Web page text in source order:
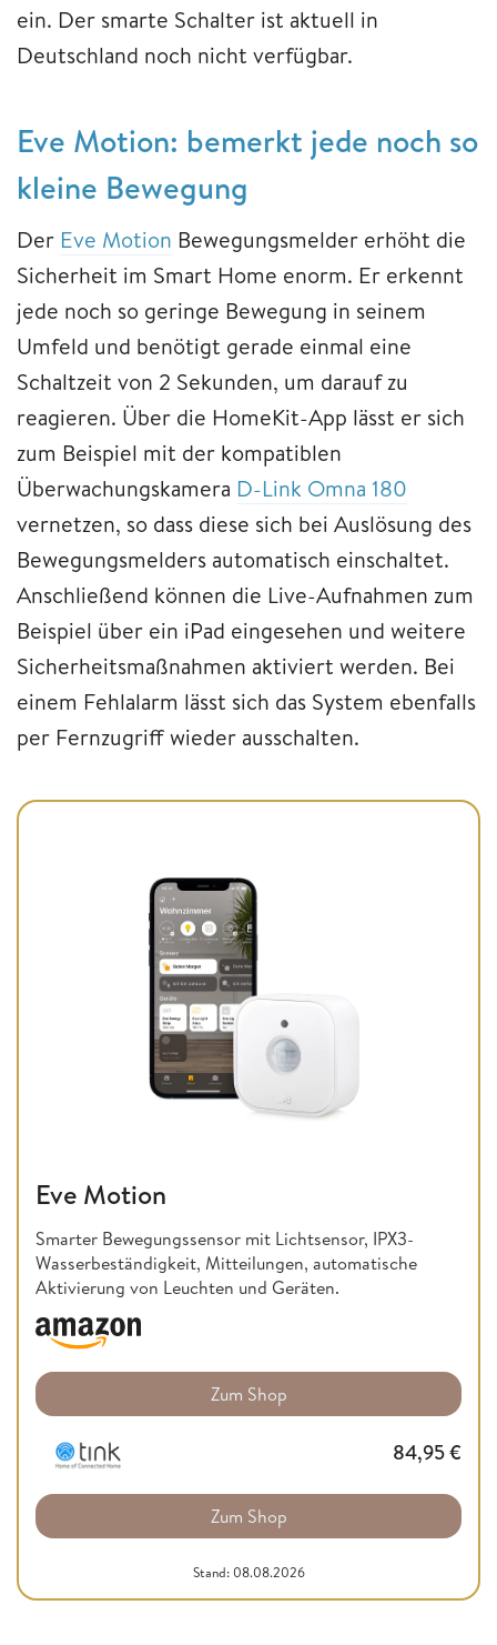
ein. Der smarte Schalter ist aktuell in
Deutschland noch nicht verfügbar.
Eve Motion: bemerkt jede noch so
kleine Bewegung
Der Eve Motion Bewegungsmelder erhöht die
Sicherheit im Smart Home enorm. Er erkennt
jede noch so geringe Bewegung in seinem
Umfeld und benötigt gerade einmal eine
Schaltzeit von 2 Sekunden, um darauf zu
reagieren. Über die HomeKit-App lässt er sich
zum Beispiel mit der kompatiblen
Überwachungskamera D-Link Omna 180
vernetzen, so dass diese sich bei Auslösung des
Bewegungsmelders automatisch einschaltet.
Anschließend können die Live-Aufnahmen zum
Beispiel über ein iPad eingesehen und weitere
Sicherheitsmaßnahmen aktiviert werden. Bei
einem Fehlalarm lässt sich das System ebenfalls
per Fernzugriff wieder ausschalten.
Eve Motion
Smarter Bewegungssensor mit Lichtsensor, IPX3-
Wasserbeständigkeit, Mitteilungen, automatische
Aktivierung von Leuchten und Geräten.
Zum Shop
84,95€
Zum Shop
Stand: 08.08.2026